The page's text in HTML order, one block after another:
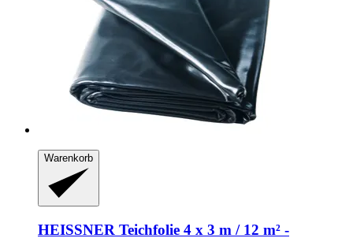
Warenkorb
HEISSNER Teichfolie 4 x 3 m / 12 m² -​